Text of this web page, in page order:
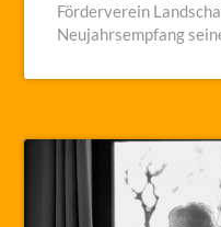
Förderverein
Neujahrsempfang